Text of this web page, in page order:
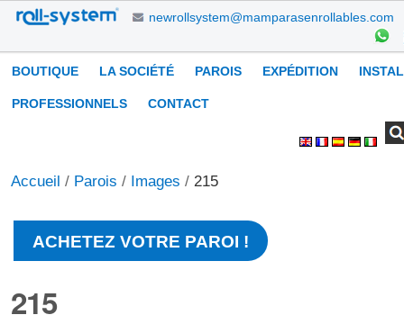
Aller
contenu.
Aller
newrollsystem@mamparasenrollables.com
Navigation
BOUTIQUE LA SOCIÉTÉ PAROIS EXPÉDITION
PROFESSIONNELS CONTACT
Accueil / Parois / Images / 215
ACHETEZ VOTRE PAROI !
215